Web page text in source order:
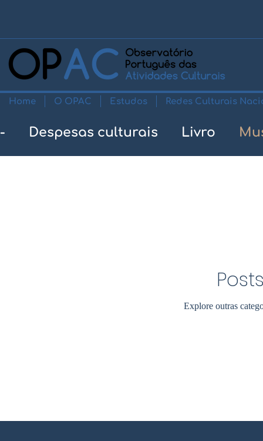
Home O OPAC Estudos Redes Culturais
- Despesas culturais Livro
Explore outras